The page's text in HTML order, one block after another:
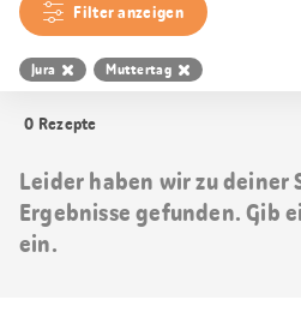
Filter anzeigen
Jura Muttertag
0 Rezepte
Leider haben wir zu deiner
Ergebnisse gefunden. Gib
ein.